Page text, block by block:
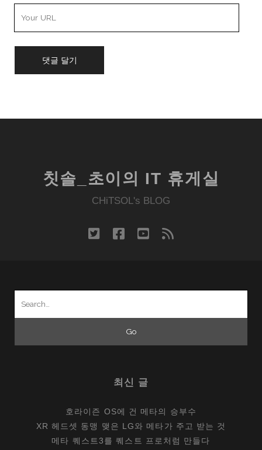
칫솔_초이의 IT 휴게실
CHiTSOL's BLOG
twitterfacebook
youtube
rss
최신 글
호라이즌 OS에 건 메타의 승부수
XR 헤드셋 동맹 맺은 LG와 메타가 주고 받는 것
메타 퀘스트3를 퀘스트 프로처럼 만들다